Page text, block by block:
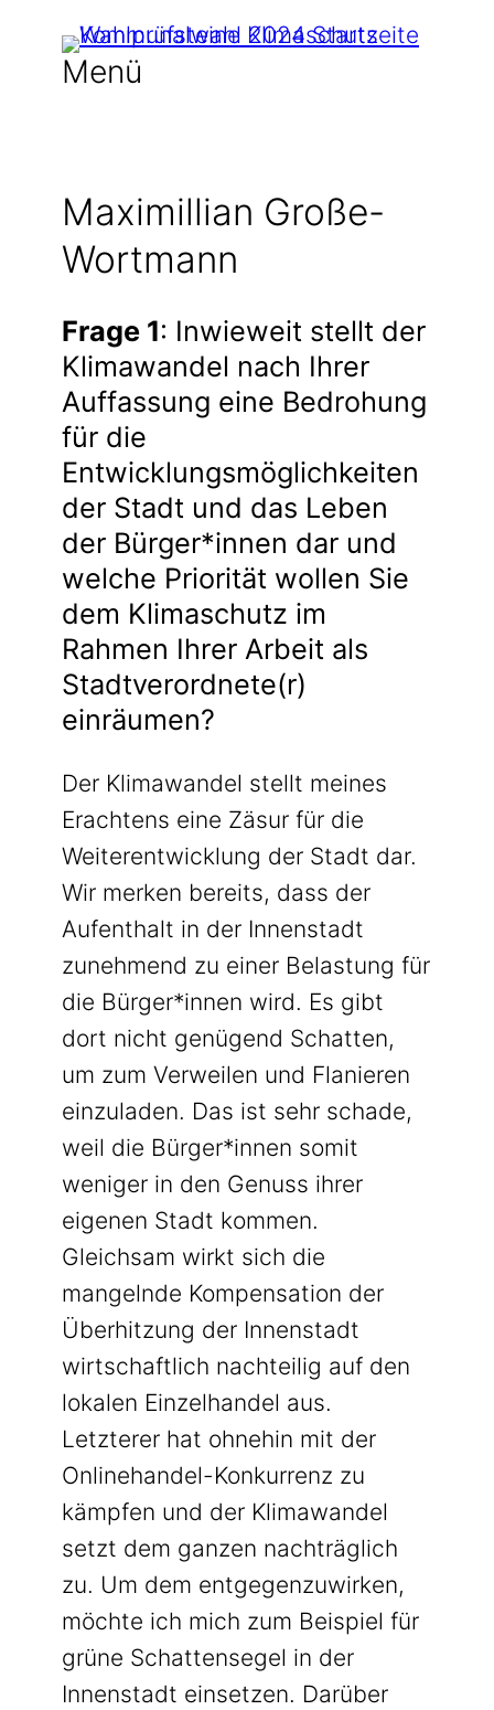
InhaltMenü
Maximillian Große-
Wortmann
Frage 1: Inwieweit stellt der
Klimawandel nach Ihrer
Auffassung eine Bedrohung
für die
Entwicklungsmöglichkeiten
der Stadt und das Leben
der Bürger*innen dar und
welche Priorität wollen Sie
dem Klimaschutz im
Rahmen Ihrer Arbeit als
Stadtverordnete(r)
einräumen?
Der Klimawandel stellt meines
Erachtens eine Zäsur für die
Weiterentwicklung der Stadt dar.
Wir merken bereits, dass der
Aufenthalt in der Innenstadt
zunehmend zu einer Belastung für
die Bürger*innen wird. Es gibt
dort nicht genügend Schatten,
um zum Verweilen und Flanieren
einzuladen. Das ist sehr schade,
weil die Bürger*innen somit
weniger in den Genuss ihrer
eigenen Stadt kommen.
Gleichsam wirkt sich die
mangelnde Kompensation der
Überhitzung der Innenstadt
wirtschaftlich nachteilig auf den
lokalen Einzelhandel aus.
Letzterer hat ohnehin mit der
Onlinehandel-Konkurrenz zu
kämpfen und der Klimawandel
setzt dem ganzen nachträglich
zu. Um dem entgegenzuwirken,
möchte ich mich zum Beispiel für
grüne Schattensegel in der
Innenstadt einsetzen. Darüber